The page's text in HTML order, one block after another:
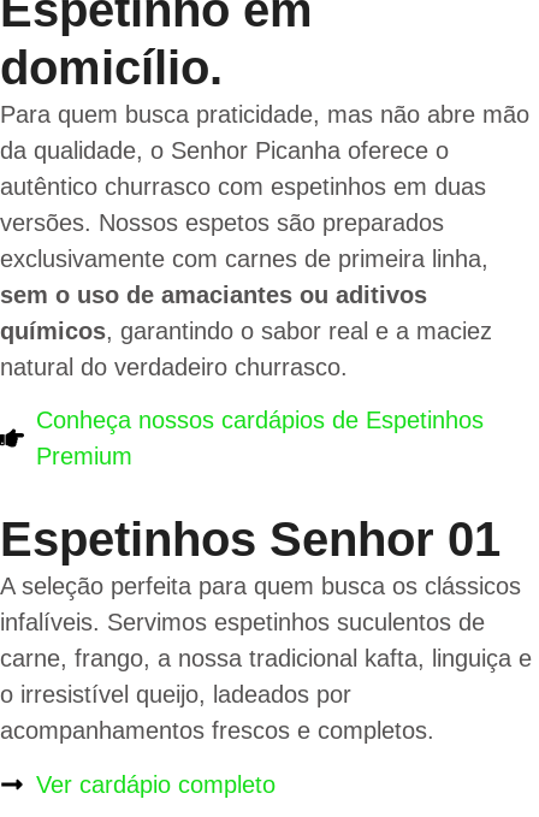
domicílio.
Para quem busca praticidade, mas não abre mão
da qualidade, o Senhor Picanha oferece o
autêntico churrasco com espetinhos em duas
versões. Nossos espetos são preparados
exclusivamente com carnes de primeira linha,
sem o uso de amaciantes ou aditivos
químicos, garantindo o sabor real e a maciez
natural do verdadeiro churrasco.
Conheça nossos cardápios de Espetinhos
Premium​
Espetinhos Senhor 01
A seleção perfeita para quem busca os clássicos
infalíveis. Servimos espetinhos suculentos de
carne, frango, a nossa tradicional kafta, linguiça e
o irresistível queijo, ladeados por
acompanhamentos frescos e completos.
Ver cardápio completo